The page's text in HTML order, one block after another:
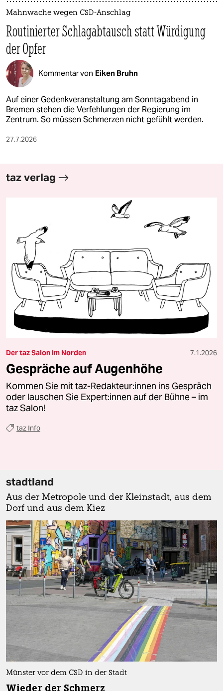
Mahnwache wegen CSD-Anschlag
Routinierter Schlagabtausch statt Würdigung
der Opfer
Kommentar von Eiken Bruhn
Auf einer Gedenkveranstaltung am Sonntagabend in
Bremen stehen die Verfehlungen der Regierung im
Zentrum. So müssen Schmerzen nicht gefühlt werden.
27.7.2026
taz verlag
Der taz Salon im Norden 7.1.2026
Gespräche auf Augenhöhe
Kommen Sie mit taz-Redakteur:innen ins Gespräch
oder lauschen Sie Expert:innen auf der Bühne – im
taz Salon!
taz Info
stadtland
Aus der Metropole und der Kleinstadt, aus dem
Dorf und aus dem Kiez
Münster vor dem CSD in der Stadt
Wieder der Schmerz